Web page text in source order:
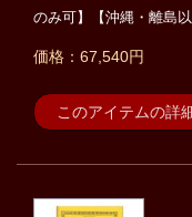
のみ可】【沖縄・離島
価格：67,540円
このアイテムの詳